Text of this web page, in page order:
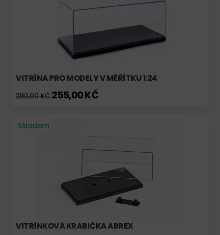
VITRÍNA PRO MODELY V MĚŘÍTKU 1:24
280,00 KČ 255,00 KČ
Skladem
VITRÍNKOVÁ KRABIČKA ABREX